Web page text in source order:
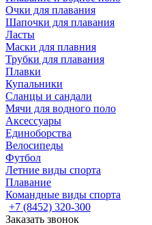
Очки для плавания
Шапочки для плавания
Ласты
Маски для плавния
Трубки для плавания
Плавки
Купальники
Сланцы и сандали
Мячи для водного поло
Аксессуары
Единоборства
Велосипеды
Футбол
Летние виды спорта
Плавание
Командные виды спорта
+7 (8452) 320-300
Заказать звонок